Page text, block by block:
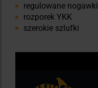
regulowane nogawki
rozporek YKK
szerokie szlufki